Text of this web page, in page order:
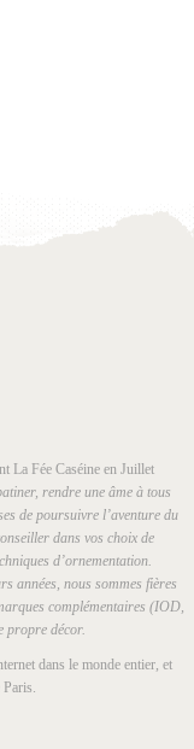
La Fée Caséine en Juillet
rendre une âme à tous
de poursuivre l’aventure du
dans vos choix de
d’ornementation.
années, nous sommes fières
complémentaires (IOD,
propre décor.
dans le monde entier, et